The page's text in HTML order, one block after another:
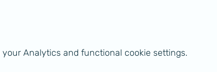
your Analytics and functional cookie settings.